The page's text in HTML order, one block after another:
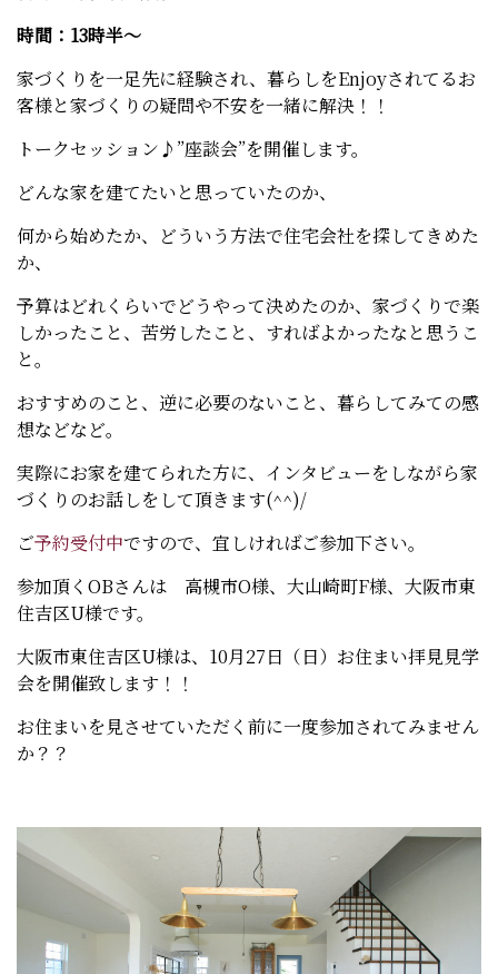
時間：13時半～
家づくりを一足先に経験され、暮らしをEnjoyされてるお
客様と家づくりの疑問や不安を一緒に解決！！
トークセッション♪”座談会”を開催します。
どんな家を建てたいと思っていたのか、
何から始めたか、どういう方法で住宅会社を探してきめた
か、
予算はどれくらいでどうやって決めたのか、家づくりで楽
しかったこと、苦労したこと、すればよかったなと思うこ
と。
おすすめのこと、逆に必要のないこと、暮らしてみての感
想などなど。
実際にお家を建てられた方に、インタビューをしながら家
づくりのお話しをして頂きます(^^)/
ご予約受付中ですので、宜しければご参加下さい。
参加頂くOBさんは 高槻市O様、大山崎町F様、大阪市東
住吉区U様です。
大阪市東住吉区U様は、10月27日（日）お住まい拝見見学
会を開催致します！！
お住まいを見させていただく前に一度参加されてみません
か？？